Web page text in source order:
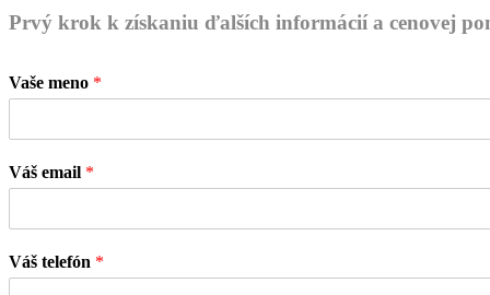
Prvý krok k získaniu ďalších informácií a cenovej
Vaše meno *
Váš email *
Váš telefón *